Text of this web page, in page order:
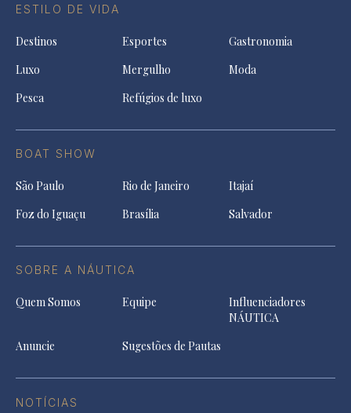
ESTILO DE VIDA
Destinos Esportes
Gastronomia
Luxo
Mergulho
Moda
Pesca
Refúgios de luxo
BOAT SHOW
São Paulo Rio de Janeiro
Itajaí
Foz do Iguaçu
Brasília Salvador
SOBRE A NÁUTICA
Quem Somos Equipe
Influenciadores
NÁUTICA
Anuncie
Sugestões de Pautas
NOTÍCIAS